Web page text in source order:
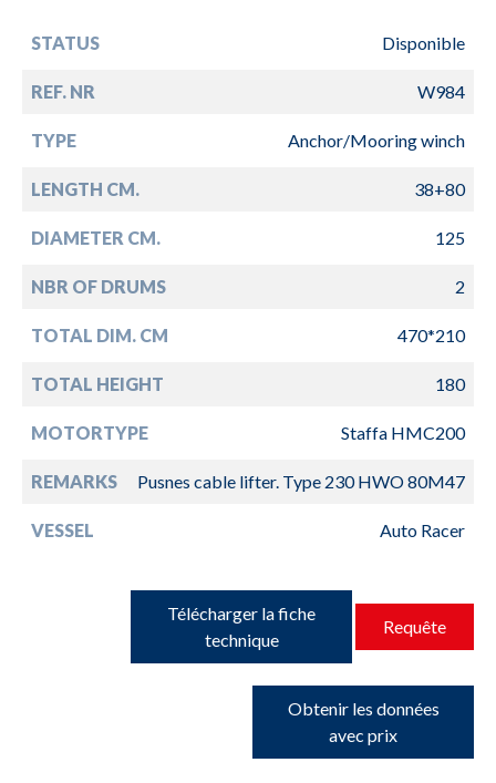
STATUS Disponible
REF. NR W984
TYPE Anchor/Mooring winch
LENGTH CM. 38+80
DIAMETER CM. 125
NBR OF DRUMS 2
TOTAL DIM. CM 470*210
TOTAL HEIGHT 180
MOTORTYPE Staffa HMC200
REMARKS Pusnes cable lifter. Type 230 HWO 80M47
VESSEL Auto Racer
Télécharger la fiche
technique
Requête
Obtenir les données
avec prix